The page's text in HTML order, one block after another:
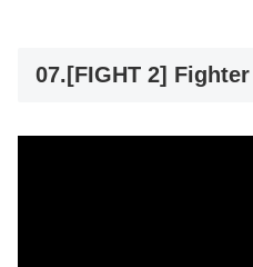
07.[FIGHT 2]